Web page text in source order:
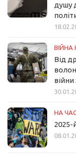
душу
ВІЙНА
Від
НА
2025-